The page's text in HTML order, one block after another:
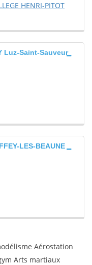
HENRI-PITOT
Luz-Saint-Sauveur
LES-BEAUNE
Aérostation
Arts martiaux